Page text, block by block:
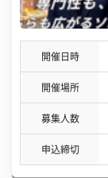
開催日時
開催場所
募集人数
申込締切